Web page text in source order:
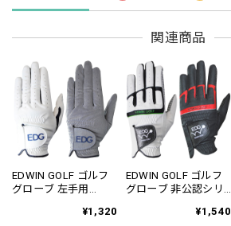
関連商品
EDWIN GOLF ゴルフ
グローブ 左手用
¥1,320
EDWIN GOLF ゴルフ
グローブ 非公認シリ
¥1,540